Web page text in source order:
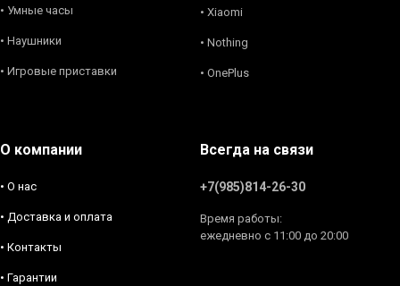
• Умные часы
• Наушники
• Игровые приставки
• Xiaomi
• Nothing
• OnePlus
О компании
• О нас
• Доставка и оплата
• Контакты
• Гарантии
Всегда на связи
+7(985)814-26-30
Время работы:
ежедневно с 11:00 до 20:00